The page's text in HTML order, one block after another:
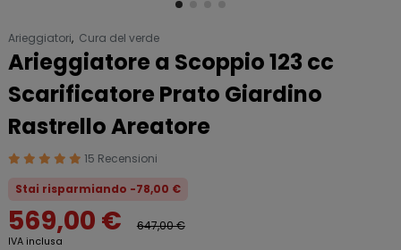
Arieggiatori, Cura del verde
Arieggiatore a Scoppio 123 cc
Scarificatore Prato Giardino
Rastrello Areatore
15 Recensioni
Stai risparmiando -78,00 €
569,00 € 647,00 €
IVA inclusa